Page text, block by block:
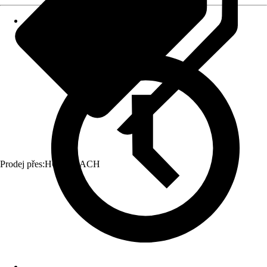
Prodej přes:HORNBACH